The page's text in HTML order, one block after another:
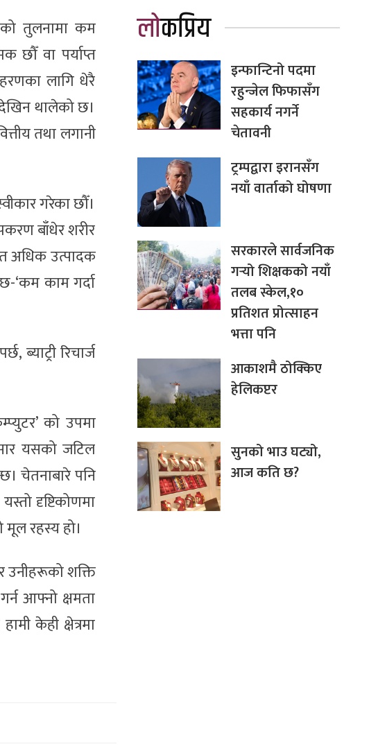
तुलनामा कम
छौँ वा पर्याप्त
लागि धेरै
देखिन थालेको छ।
तथा लगानी
गरेका छौँ।
बाँधेर शरीर
अधिक उत्पादक
‘कम काम गर्दा
ब्याट्री रिचार्ज
को उपमा
यसको जटिल
चेतनाबारे पनि
दृष्टिकोणमा
मूल रहस्य हो।
उनीहरूको शक्ति
आफ्नो क्षमता
केही क्षेत्रमा
लोकप्रिय
इन्फान्टिनो पदमा
रहुन्जेल फिफासँग
सहकार्य नगर्ने
चेतावनी
ट्रम्पद्वारा इरानसँग
नयाँ वार्ताको घोषणा
सरकारले सार्वजनिक
गर्‍यो शिक्षकको नयाँ
तलब स्केल,१०
प्रतिशत प्रोत्साहन
भत्ता पनि
आकाशमै ठोक्किए
हेलिकप्टर
सुनको भाउ घट्यो,
आज कति छ?